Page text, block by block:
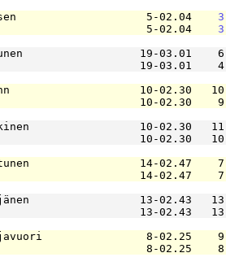
5-02.04
5-02.04
19-03.01
19-03.01
10-02.30
10-02.30
10-02.30
10-02.30
14-02.47
14-02.47
13-02.43
13-02.43
8-02.25
8-02.25